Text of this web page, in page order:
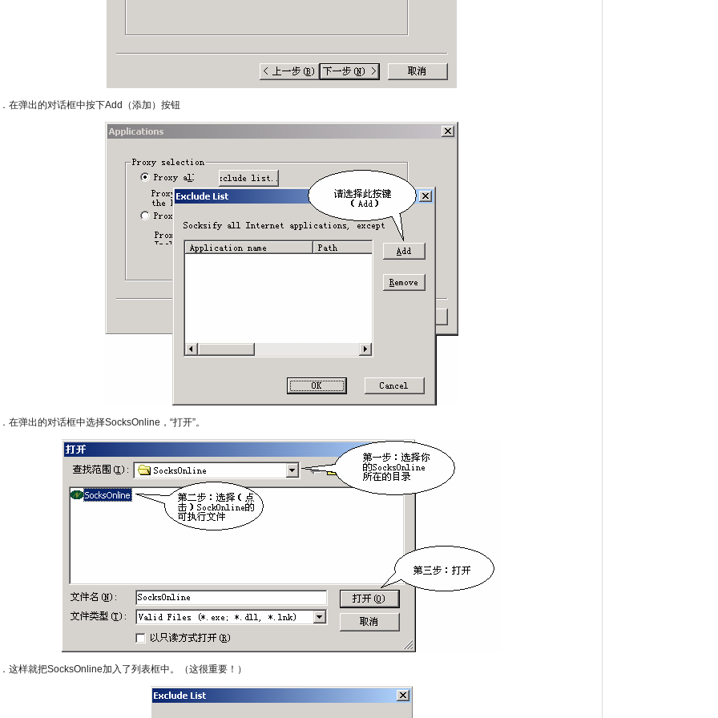
在弹出的对话框中按下Add（添加）按钮
在弹出的对话框中选择SocksOnline，“打开”。
这样就把SocksOnline加入了列表框中。（这很重要！）